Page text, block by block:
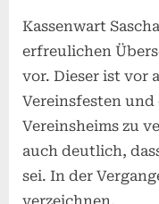
Kassenwart
erfreulichen
vor. Dieser ist vor
Vereinsfesten und
Vereinsheims zu
auch deutlich,
sei. In der